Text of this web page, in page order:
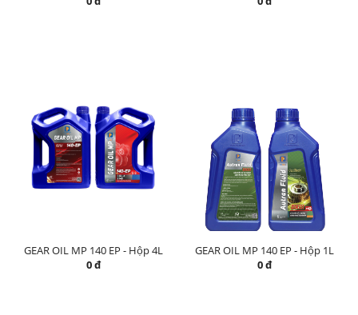
GEAR OIL MP 140 EP - Hộp 4L
0 đ
GEAR OIL MP 140 EP - Hộp 1L
0 đ